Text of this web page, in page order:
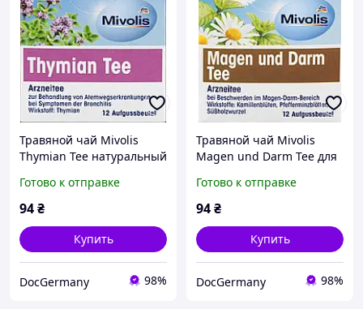
Травяной чай Mivolis
Thymian Tee натуральный
дыхательных путей, 12
пакетиков
Готово к отправке
94₴
Купить
DocGermany 98%
Травяной чай Mivolis
Magen und Darm Tee для
кишечника, 12 пакетиков
Готово к отправке
94₴
Купить
DocGermany 98%